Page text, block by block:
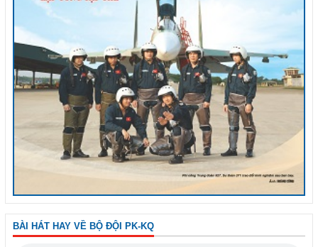
BÀI HÁT HAY VỀ BỘ ĐỘI PK-KQ